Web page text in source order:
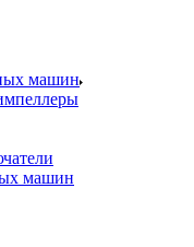
машин
машин